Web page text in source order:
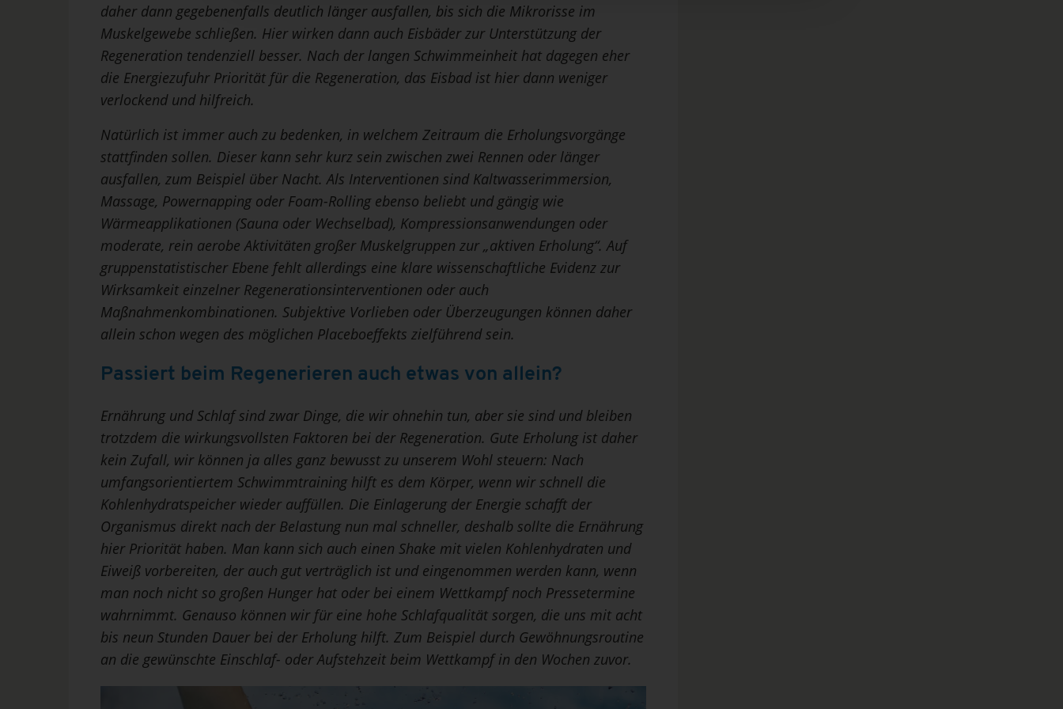
daher dann gegebenenfalls deutlich länger ausfallen, bis sich die Mikrorisse im
Muskelgewebe schließen. Hier wirken dann auch Eisbäder zur Unterstützung der
Regeneration tendenziell besser. Nach der langen Schwimmeinheit hat dagegen eher
die Energiezufuhr Priorität für die Regeneration, das Eisbad ist hier dann weniger
verlockend und hilfreich.
Natürlich ist immer auch zu bedenken, in welchem Zeitraum die Erholungsvorgänge
stattfinden sollen. Dieser kann sehr kurz sein zwischen zwei Rennen oder länger
ausfallen, zum Beispiel über Nacht. Als Interventionen sind Kaltwasserimmersion,
Massage, Powernapping oder Foam-Rolling ebenso beliebt und gängig wie
Wärmeapplikationen (Sauna oder Wechselbad), Kompressionsanwendungen oder
moderate, rein aerobe Aktivitäten großer Muskelgruppen zur „aktiven Erholung“. Auf
gruppenstatistischer Ebene fehlt allerdings eine klare wissenschaftliche Evidenz zur
Wirksamkeit einzelner Regenerationsinterventionen oder auch
Maßnahmenkombinationen. Subjektive Vorlieben oder Überzeugungen können daher
allein schon wegen des möglichen Placeboeffekts zielführend sein.
Passiert beim Regenerieren auch etwas von allein?
Ernährung und Schlaf sind zwar Dinge, die wir ohnehin tun, aber sie sind und bleiben
trotzdem die wirkungsvollsten Faktoren bei der Regeneration. Gute Erholung ist daher
kein Zufall, wir können ja alles ganz bewusst zu unserem Wohl steuern: Nach
umfangsorientiertem Schwimmtraining hilft es dem Körper, wenn wir schnell die
Kohlenhydratspeicher wieder auffüllen. Die Einlagerung der Energie schafft der
Organismus direkt nach der Belastung nun mal schneller, deshalb sollte die Ernährung
hier Priorität haben. Man kann sich auch einen Shake mit vielen Kohlenhydraten und
Eiweiß vorbereiten, der auch gut verträglich ist und eingenommen werden kann, wenn
man noch nicht so großen Hunger hat oder bei einem Wettkampf noch Pressetermine
wahrnimmt. Genauso können wir für eine hohe Schlafqualität sorgen, die uns mit acht
bis neun Stunden Dauer bei der Erholung hilft. Zum Beispiel durch Gewöhnungsroutine
an die gewünschte Einschlaf- oder Aufstehzeit beim Wettkampf in den Wochen zuvor.